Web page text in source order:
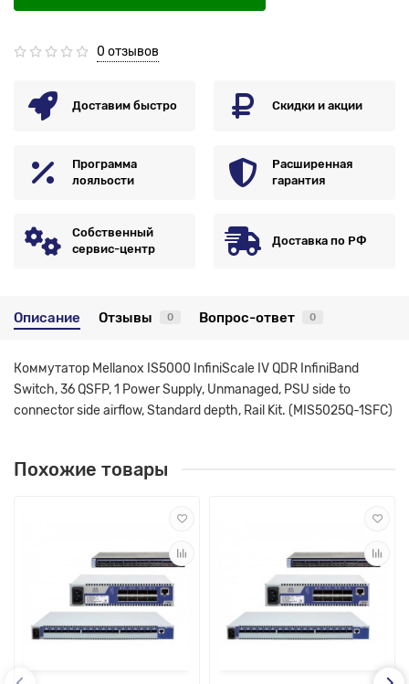
0 отзывов
Доставим быстро Скидки и акции
Программа
лояльости
Расширенная
гарантия
Собственный
сервис-центр
Доставка по РФ
Описание Отзывы 0 Вопрос-ответ 0
Коммутатор Mellanox IS5000 InfiniScale IV QDR InfiniBand
Switch, 36 QSFP, 1 Power Supply, Unmanaged, PSU side to
connector side airflow, Standard depth, Rail Kit. (MIS5025Q-1SFC)
Похожие товары